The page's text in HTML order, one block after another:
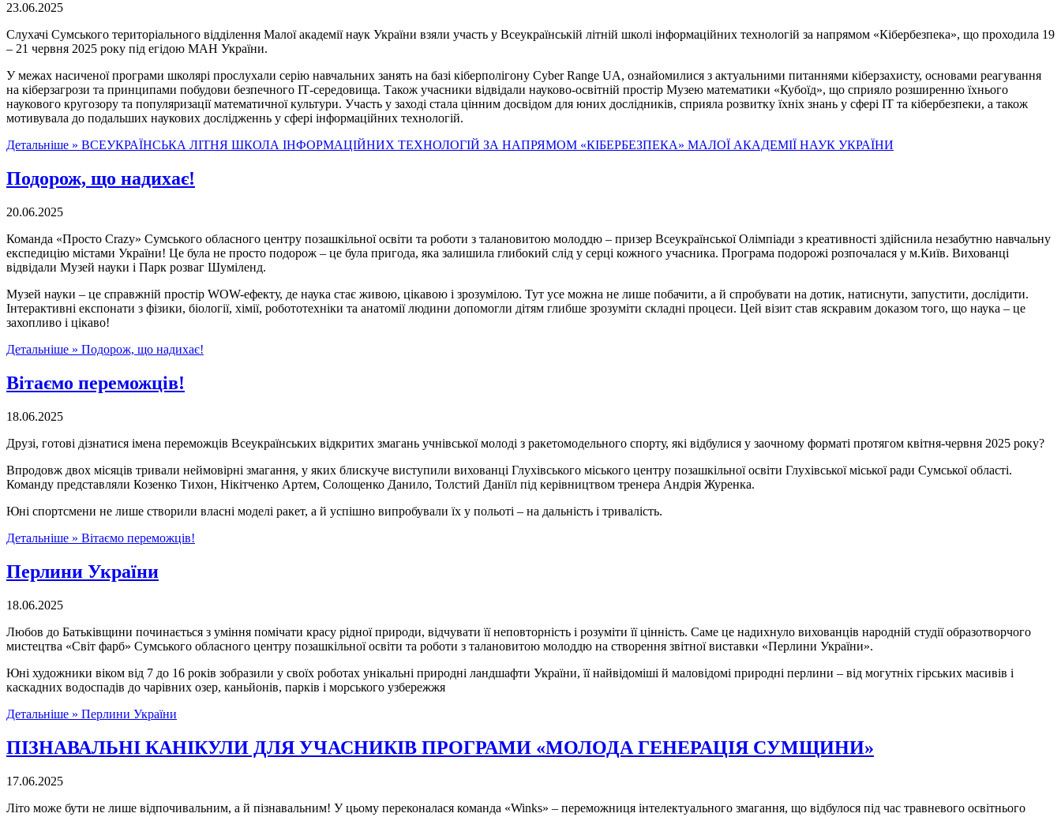
23.06.2025
Слухачі Сумського територіального відділення Малої академії наук України взяли участь у Всеукраїнській літній школі інформаційних технологій за напрямом «Кібербезпека», що проходила 19
– 21 червня 2025 року під егідою МАН України.
У межах насиченої програми школярі прослухали серію навчальних занять на базі кіберполігону Cyber Range UA, ознайомилися з актуальними питаннями кіберзахисту, основами реагування
на кіберзагрози та принципами побудови безпечного ІТ-середовища. Також учасники відвідали науково-освітній простір Музею математики «Кубоїд», що сприяло розширенню їхнього
наукового кругозору та популяризації математичної культури. Участь у заході стала цінним досвідом для юних дослідників, сприяла розвитку їхніх знань у сфері ІТ та кібербезпеки, а також
мотивувала до подальших наукових дослідженнь у сфері інформаційних технологій.
Детальніше » ВСЕУКРАЇНСЬКА ЛІТНЯ ШКОЛА ІНФОРМАЦІЙНИХ ТЕХНОЛОГІЙ ЗА НАПРЯМОМ «КІБЕРБЕЗПЕКА» МАЛОЇ АКАДЕМІЇ НАУК УКРАЇНИ
Подорож, що надихає!
20.06.2025
Команда «Просто Crazy» Сумського обласного центру позашкільної освіти та роботи з талановитою молоддю – призер Всеукраїнської Олімпіади з креативності здійснила незабутню навчальну
експедицію містами України! Це була не просто подорож – це була пригода, яка залишила глибокий слід у серці кожного учасника. Програма подорожі розпочалася у м.Київ. Вихованці
відвідали Музей науки і Парк розваг Шуміленд.
Музей науки – це справжній простір WOW-ефекту, де наука стає живою, цікавою і зрозумілою. Тут усе можна не лише побачити, а й спробувати на дотик, натиснути, запустити, дослідити.
Інтерактивні експонати з фізики, біології, хімії, робототехніки та анатомії людини допомогли дітям глибше зрозуміти складні процеси. Цей візит став яскравим доказом того, що наука – це
захопливо і цікаво!
Детальніше » Подорож, що надихає!
Вітаємо переможців!
18.06.2025
Друзі, готові дізнатися імена переможців Всеукраїнських відкритих змагань учнівської молоді з ракетомодельного спорту, які відбулися у заочному форматі протягом квітня-червня 2025 року?
Впродовж двох місяців тривали неймовірні змагання, у яких блискуче виступили вихованці Глухівського міського центру позашкільної освіти Глухівської міської ради Сумської області.
Команду представляли Козенко Тихон, Нікітченко Артем, Солощенко Данило, Толстий Даніїл під керівництвом тренера Андрія Журенка.
Юні спортсмени не лише створили власні моделі ракет, а й успішно випробували їх у польоті – на дальність і тривалість.
Детальніше » Вітаємо переможців!
Перлини України
18.06.2025
Любов до Батьківщини починається з уміння помічати красу рідної природи, відчувати її неповторність і розуміти її цінність. Саме це надихнуло вихованців народній студії образотворчого
мистецтва «Світ фарб» Сумського обласного центру позашкільної освіти та роботи з талановитою молоддю на створення звітної виставки «Перлини України».
Юні художники віком від 7 до 16 років зобразили у своїх роботах унікальні природні ландшафти України, її найвідоміші й маловідомі природні перлини – від могутніх гірських масивів і
каскадних водоспадів до чарівних озер, каньйонів, парків і морського узбережжя
Детальніше » Перлини України
ПІЗНАВАЛЬНІ КАНІКУЛИ ДЛЯ УЧАСНИКІВ ПРОГРАМИ «МОЛОДА ГЕНЕРАЦІЯ СУМЩИНИ»
17.06.2025
Літо може бути не лише відпочивальним, а й пізнавальним! У цьому переконалася команда «Winks» – переможниця інтелектуального змагання, що відбулося під час травневого освітнього